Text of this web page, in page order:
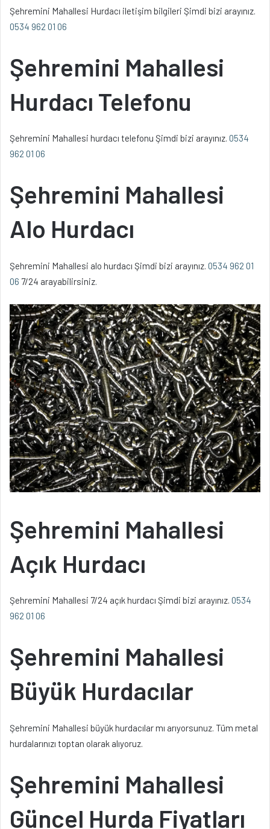
Şehremini Mahallesi Hurdacı iletişim bilgileri Şimdi bizi arayınız.
0534 962 01 06
Şehremini Mahallesi
Hurdacı Telefonu
Şehremini Mahallesi hurdacı telefonu Şimdi bizi arayınız. 0534
962 01 06
Şehremini Mahallesi
Alo Hurdacı
Şehremini Mahallesi alo hurdacı Şimdi bizi arayınız. 0534 962 01
06 7/24 arayabilirsiniz.
Şehremini Mahallesi
Açık Hurdacı
Şehremini Mahallesi 7/24 açık hurdacı Şimdi bizi arayınız. 0534
962 01 06
Şehremini Mahallesi
Büyük Hurdacılar
Şehremini Mahallesi büyük hurdacılar mı arıyorsunuz. Tüm metal
hurdalarınızı toptan olarak alıyoruz.
Şehremini Mahallesi
Güncel Hurda Fiyatları